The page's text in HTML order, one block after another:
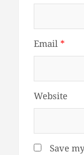
Email*
Website
Save